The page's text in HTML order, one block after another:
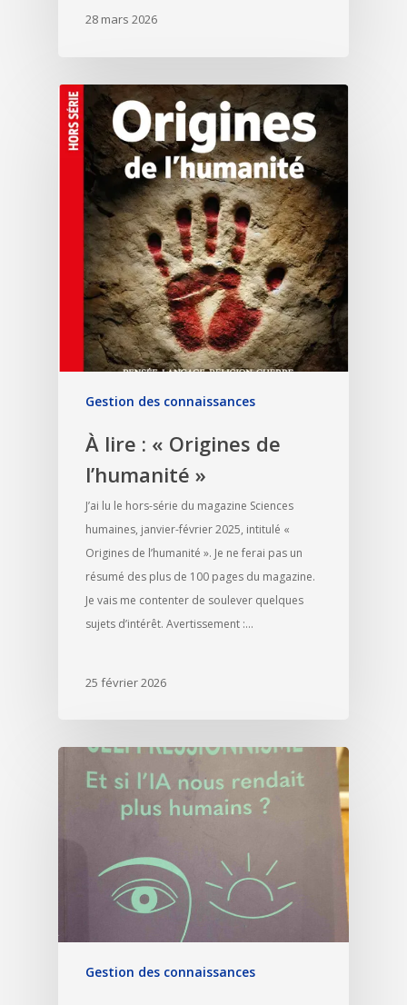
28 mars 2026
Gestion des connaissances
À lire : « Origines de
l’humanité »
J’ai lu le hors-série du magazine Sciences
humaines, janvier-février 2025, intitulé «
Origines de l’humanité ». Je ne ferai pas un
résumé des plus de 100 pages du magazine.
Je vais me contenter de soulever quelques
sujets d’intérêt. Avertissement :…
25 février 2026
Gestion des connaissances